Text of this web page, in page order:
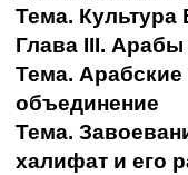
Тема. Культура
Глава III. Арабы
Тема. Арабские
объединение
Тема.
халифат и его